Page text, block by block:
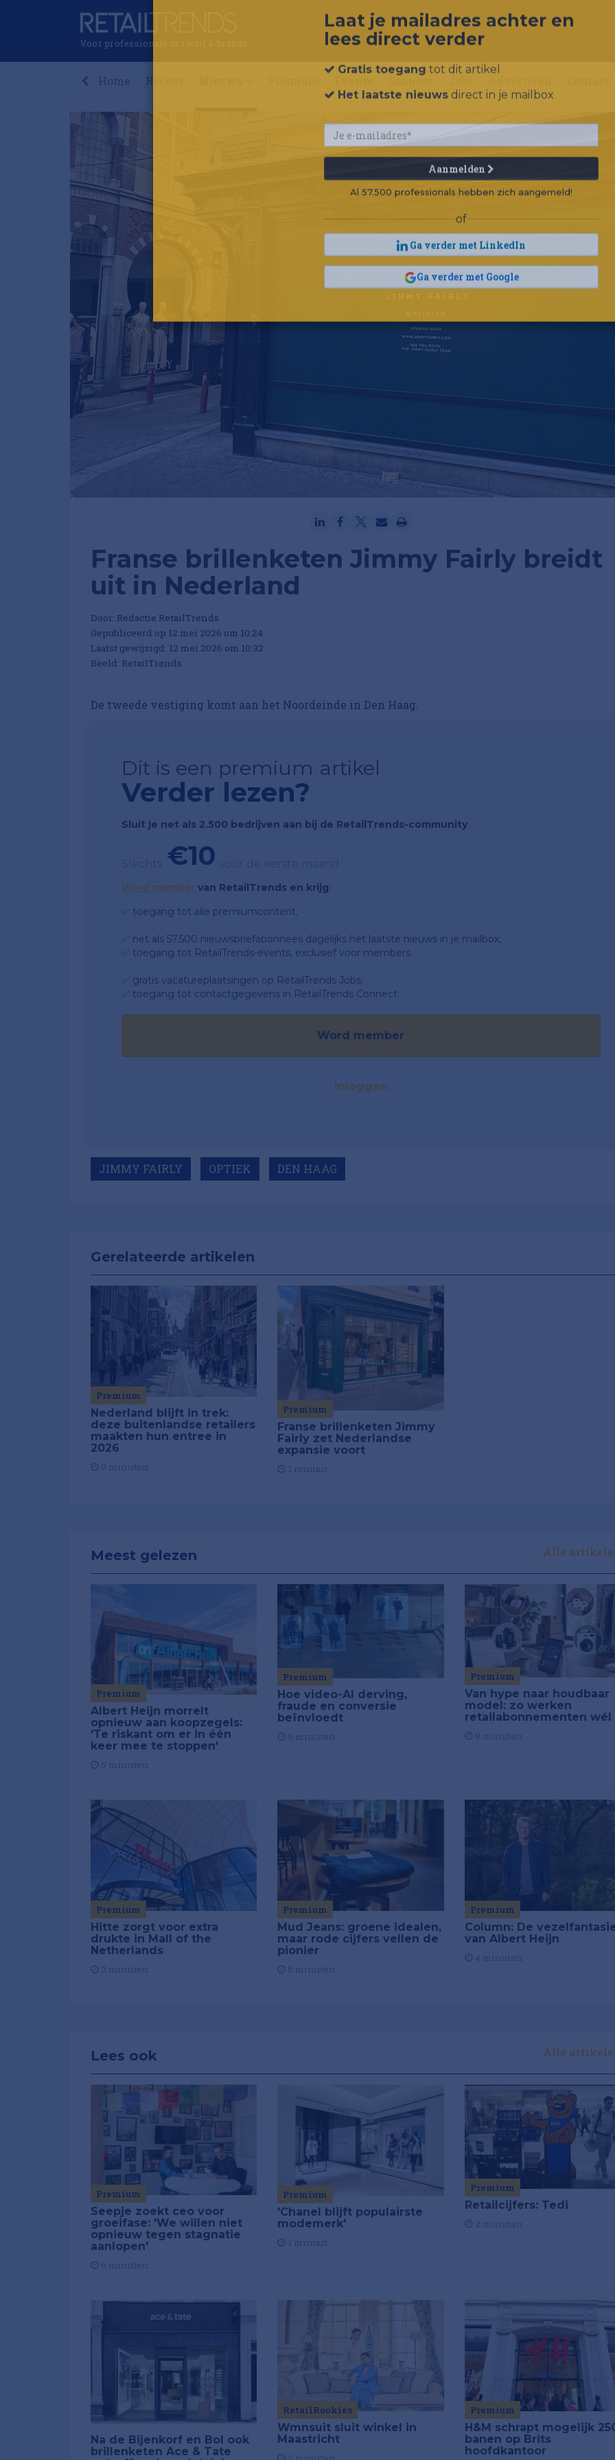
Voor professionals in retail & brands
Home Recent
Franse brillenketen Jimmy Fairly breidt
uit in Nederland
Door: Redactie RetailTrends
Gepubliceerd op 12 mei 2026 om 10:24
Laatst gewijzigd: 12 mei 2026 om 10:32
Beeld: RetailTrends
De tweede vestiging komt aan het Noordeinde in Den Haag.
Dit is een premium artikel
Verder lezen?
Sluit je net als 2.500 bedrijven aan bij de RetailTrends-community
€10
Word member van RetailTrends en krijg;
✅ toegang tot alle premiumcontent;
✅ net als 57.500 nieuwsbriefabonnees dagelijks het laatste nieuws in je mailbox;
✅ toegang tot RetailTrends-events, exclusief voor members.
✅ gratis vacatureplaatsingen op RetailTrends Jobs;
✅ toegang tot contactgegevens in RetailTrends Connect.
Word member
Inloggen
JIMMY FAIRLY OPTIEK DEN HAAG
Gerelateerde artikelen
Premium
Nederland blijft in trek:
deze buitenlandse retailers
maakten hun entree in
2026
Premium
Franse brillenketen Jimmy
Fairly zet Nederlandse
expansie voort
Meest gelezen Alle
Premium
Albert Heijn morrelt
opnieuw aan koopzegels:
'Te riskant om er in één
keer mee te stoppen'
Premium
Hoe video-AI derving,
fraude en conversie
beïnvloedt
Premium
Van hype naar houdbaar
model: zo werken
retailabonnementen wél
Premium
Hitte zorgt voor extra
drukte in Mall of the
Netherlands
Premium
Mud Jeans: groene idealen,
maar rode cijfers vellen de
pionier
Premium
Column: De
van Albert Heijn
Lees ook Alle
Premium
Seepje zoekt ceo voor
groeifase: 'We willen niet
opnieuw tegen stagnatie
aanlopen'
Premium
'Chanel blijft populairste
modemerk'
Premium
Retailcijfers: Tedi
Na de Bijenkorf en Bol ook
brillenketen Ace & Tate
RetailRookies
Wmnsuit sluit winkel in
Maastricht
Premium
H&M schrapt mogelijk
banen op Brits
hoofdkantoor
Laat je mailadres achter en
Het laatste nieuws
Aanmelden
Al 57.500 professionals hebben zich aangemeld!
of
Ga verder met LinkedIn
Ga verder met Google